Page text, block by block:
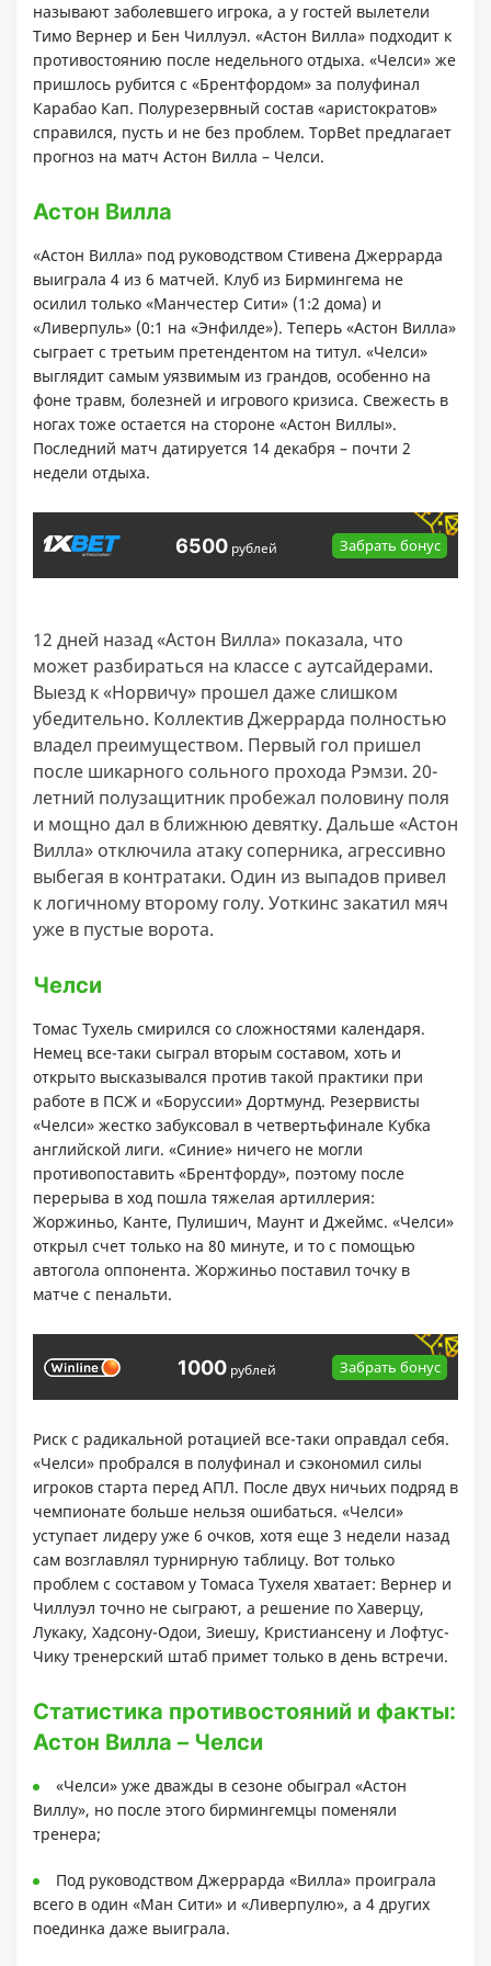
называют заболевшего игрока, а у гостей вылетели
Тимо Вернер и Бен Чиллуэл. «Астон Вилла» подходит к
противостоянию после недельного отдыха. «Челси» же
пришлось рубится с «Брентфордом» за полуфинал
Карабао Кап. Полурезервный состав «аристократов»
справился, пусть и не без проблем. TopBet предлагает
прогноз на матч Астон Вилла – Челси.
Астон Вилла
«Астон Вилла» под руководством Стивена Джеррарда
выиграла 4 из 6 матчей. Клуб из Бирмингема не
осилил только «Манчестер Сити» (1:2 дома) и
«Ливерпуль» (0:1 на «Энфилде»). Теперь «Астон Вилла»
сыграет с третьим претендентом на титул. «Челси»
выглядит самым уязвимым из грандов, особенно на
фоне травм, болезней и игрового кризиса. Свежесть в
ногах тоже остается на стороне «Астон Виллы».
Последний матч датируется 14 декабря – почти 2
недели отдыха.
6500 рублей Забрать бонус
12 дней назад «Астон Вилла» показала, что
может разбираться на классе с аутсайдерами.
Выезд к «Норвичу» прошел даже слишком
убедительно. Коллектив Джеррарда полностью
владел преимуществом. Первый гол пришел
после шикарного сольного прохода Рэмзи. 20-
летний полузащитник пробежал половину поля
и мощно дал в ближнюю девятку. Дальше «Астон
Вилла» отключила атаку соперника, агрессивно
выбегая в контратаки. Один из выпадов привел
к логичному второму голу. Уоткинс закатил мяч
уже в пустые ворота.
Челси
Томас Тухель смирился со сложностями календаря.
Немец все-таки сыграл вторым составом, хоть и
открыто высказывался против такой практики при
работе в ПСЖ и «Боруссии» Дортмунд. Резервисты
«Челси» жестко забуксовал в четвертьфинале Кубка
английской лиги. «Синие» ничего не могли
противопоставить «Брентфорду», поэтому после
перерыва в ход пошла тяжелая артиллерия:
Жоржиньо, Канте, Пулишич, Маунт и Джеймс. «Челси»
открыл счет только на 80 минуте, и то с помощью
автогола оппонента. Жоржиньо поставил точку в
матче с пенальти.
1000 рублей Забрать бонус
Риск с радикальной ротацией все-таки оправдал себя.
«Челси» пробрался в полуфинал и сэкономил силы
игроков старта перед АПЛ. После двух ничьих подряд в
чемпионате больше нельзя ошибаться. «Челси»
уступает лидеру уже 6 очков, хотя еще 3 недели назад
сам возглавлял турнирную таблицу. Вот только
проблем с составом у Томаса Тухеля хватает: Вернер и
Чиллуэл точно не сыграют, а решение по Хаверцу,
Лукаку, Хадсону-Одои, Зиешу, Кристиансену и Лофтус-
Чику тренерский штаб примет только в день встречи.
Статистика противостояний и факты:
Астон Вилла – Челси
«Челси» уже дважды в сезоне обыграл «Астон
Виллу», но после этого бирмингемцы поменяли
тренера;
Под руководством Джеррарда «Вилла» проиграла
всего в один «Ман Сити» и «Ливерпулю», а 4 других
поединка даже выиграла.